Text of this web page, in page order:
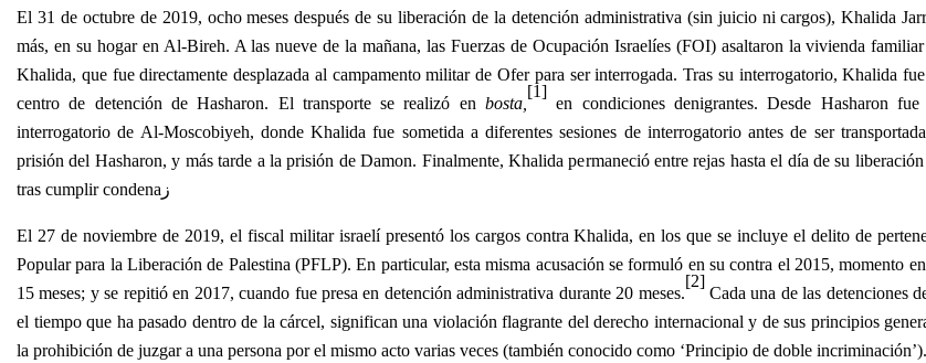
El 31 de octubre de 2019, ocho meses después de su liberación de la detención administrativa (sin juicio ni cargos), Khalida
más, en su hogar en Al-Bireh. A las nueve de la mañana, las Fuerzas de Ocupación Israelíes (FOI) asaltaron la vivienda
Khalida, que fue directamente desplazada al campamento militar de Ofer para ser interrogada. Tras su interrogatorio, Khalida
centro de detención de Hasharon. El transporte se realizó en bosta,
[1]
en condiciones denigrantes. Desde Hasharon
interrogatorio de Al-Moscobiyeh, donde Khalida fue sometida a diferentes sesiones de interrogatorio antes de ser
prisión del Hasharon, y más tarde a la prisión de Damon. Finalmente, Khalida permaneció entre rejas hasta el día de su
tras cumplir condenaز
El 27 de noviembre de 2019, el fiscal militar israelí presentó los cargos contra Khalida, en los que se incluye el delito de
Popular para la Liberación de Palestina (PFLP). En particular, esta misma acusación se formuló en su contra el 2015, momento
15 meses; y se repitió en 2017, cuando fue presa en detención administrativa durante 20 meses.
[2]
Cada una de las detenciones
el tiempo que ha pasado dentro de la cárcel, significan una violación flagrante del derecho internacional y de sus principios
la prohibición de juzgar a una persona por el mismo acto varias veces (también conocido como ‘Principio de doble incriminación’).